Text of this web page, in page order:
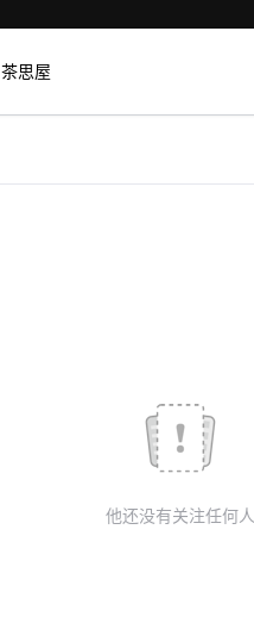
茶思屋
他还没有关注任何人